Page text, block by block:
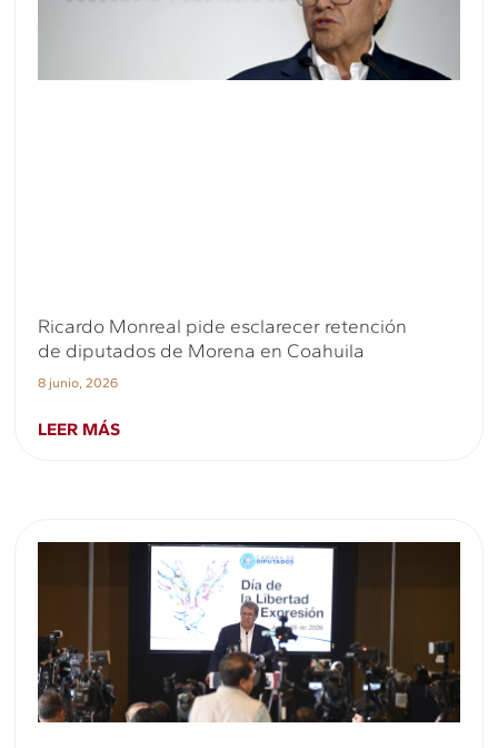
Ricardo Monreal pide esclarecer retención
de diputados de Morena en Coahuila
8 junio, 2026
LEER MÁS